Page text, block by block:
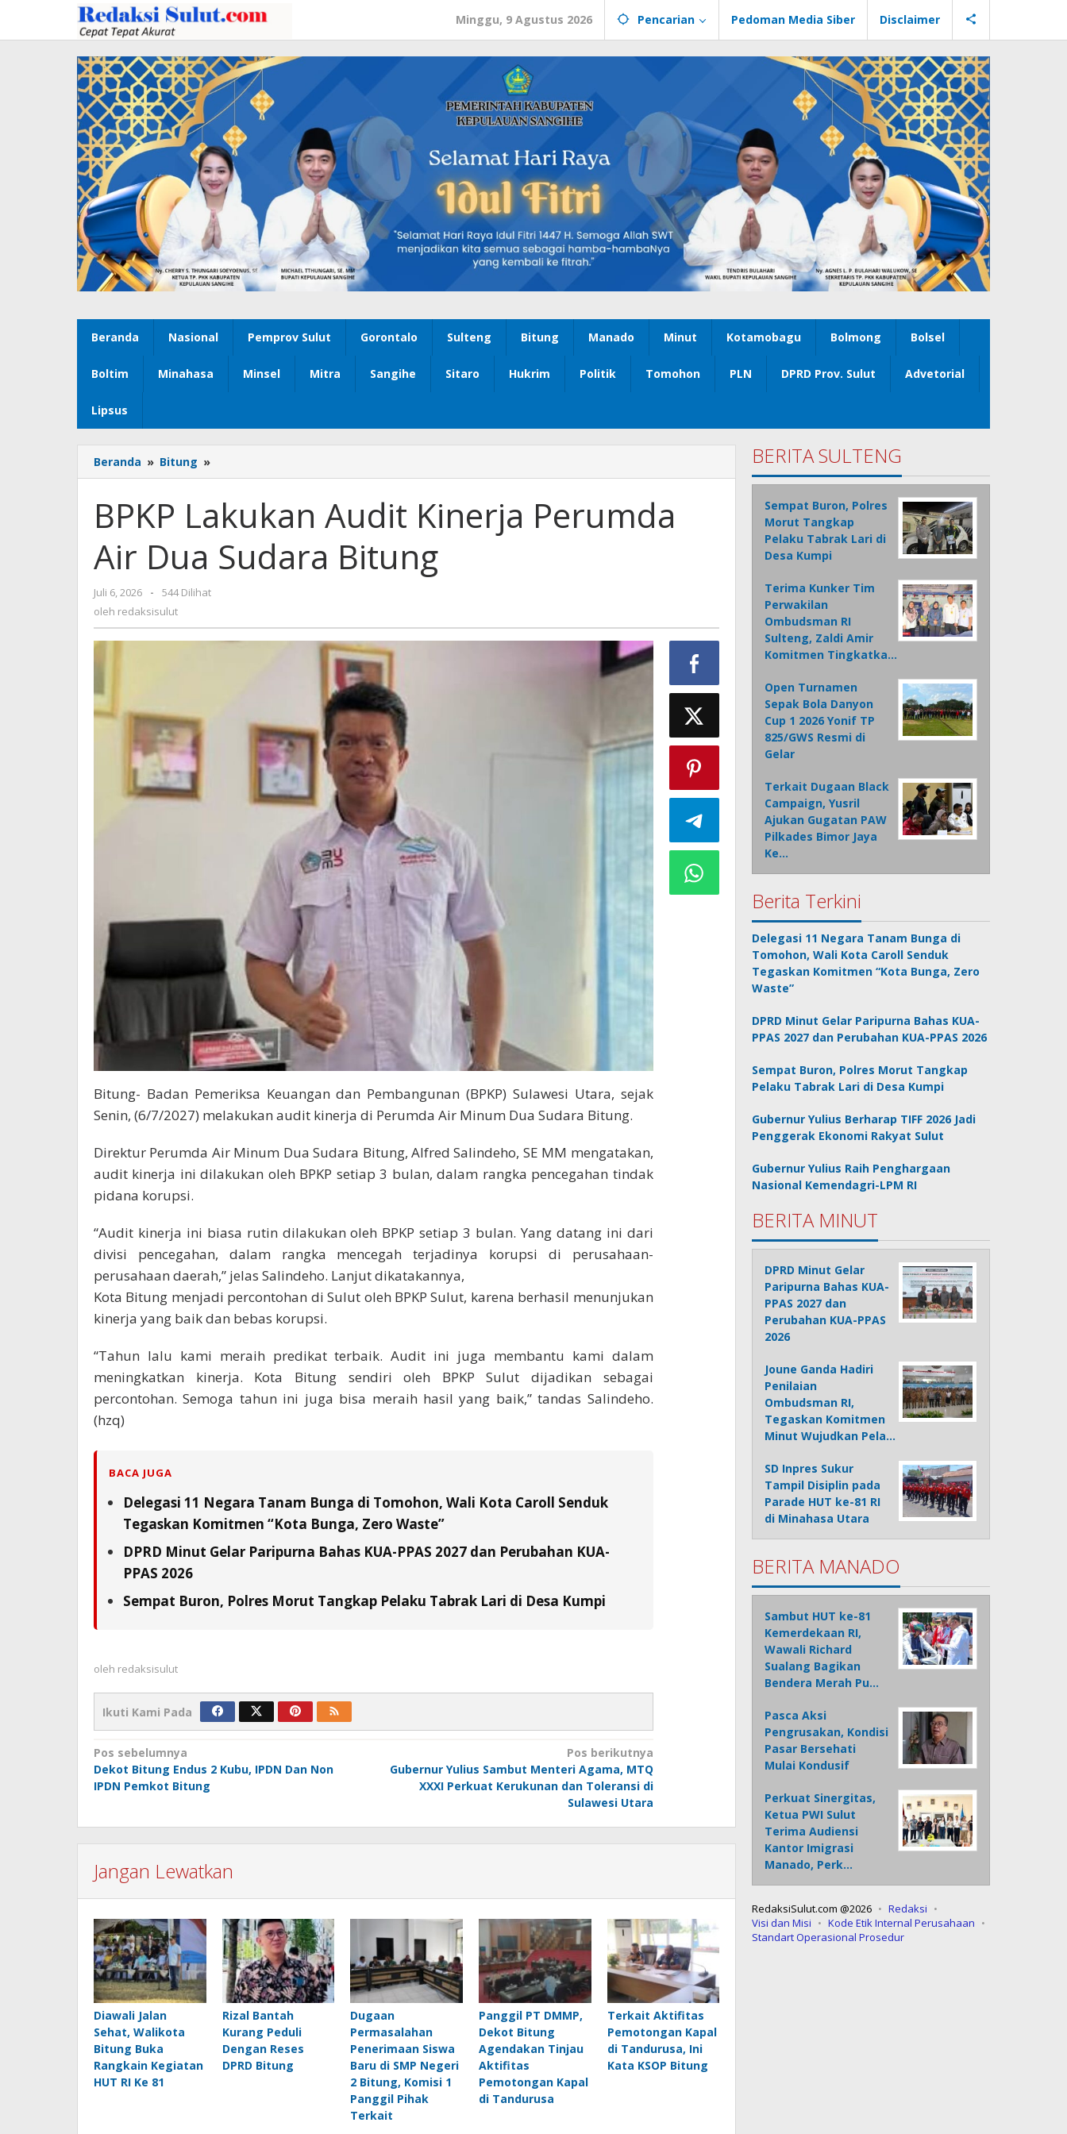
konten
Minggu, 9 Agustus 2026 Pencarian Pedoman Media Siber Disclaimer
Beranda Nasional Pemprov Sulut Gorontalo Sulteng Bitung Manado Minut Kotamobagu Bolmong Bolsel
Boltim Minahasa Minsel Mitra Sangihe Sitaro Hukrim Politik Tomohon PLN DPRD Prov. Sulut Advetorial
Lipsus
Beranda » Bitung »
Lakukan
Kinerja
Perumda
Air
Dua
BPKP Lakukan Audit Kinerja Perumda
Air Dua Sudara Bitung
Juli 6, 2026
oleh
redaksisulut
-
544 Dilihat
oleh redaksisulut
Bitung- Badan Pemeriksa Keuangan dan Pembangunan (BPKP) Sulawesi Utara, sejak
Senin, (6/7/2027) melakukan audit kinerja di Perumda Air Minum Dua Sudara Bitung.
Direktur Perumda Air Minum Dua Sudara Bitung, Alfred Salindeho, SE MM mengatakan,
audit kinerja ini dilakukan oleh BPKP setiap 3 bulan, dalam rangka pencegahan tindak
pidana korupsi.
“Audit kinerja ini biasa rutin dilakukan oleh BPKP setiap 3 bulan. Yang datang ini dari
divisi pencegahan, dalam rangka mencegah terjadinya korupsi di perusahaan-
perusahaan daerah,” jelas Salindeho. Lanjut dikatakannya,
Kota Bitung menjadi percontohan di Sulut oleh BPKP Sulut, karena berhasil menunjukan
kinerja yang baik dan bebas korupsi.
“Tahun lalu kami meraih predikat terbaik. Audit ini juga membantu kami dalam
meningkatkan kinerja. Kota Bitung sendiri oleh BPKP Sulut dijadikan sebagai
percontohan. Semoga tahun ini juga bisa meraih hasil yang baik,” tandas Salindeho.
(hzq)
BACA JUGA
Delegasi 11 Negara Tanam Bunga di Tomohon, Wali Kota Caroll Senduk
Tegaskan Komitmen “Kota Bunga, Zero Waste”
DPRD Minut Gelar Paripurna Bahas KUA-PPAS 2027 dan Perubahan KUA-
PPAS 2026
Sempat Buron, Polres Morut Tangkap Pelaku Tabrak Lari di Desa Kumpi
oleh redaksisulut
Ikuti Kami Pada
Navigasi
pos
Pos sebelumnya
Dekot Bitung Endus 2 Kubu, IPDN Dan Non
IPDN Pemkot Bitung
Pos berikutnya
Gubernur Yulius Sambut Menteri Agama, MTQ
XXXI Perkuat Kerukunan dan Toleransi di
Sulawesi Utara
Jangan Lewatkan
Diawali Jalan
Sehat, Walikota
Bitung Buka
Rangkain Kegiatan
HUT RI Ke 81
Rizal Bantah
Kurang Peduli
Dengan Reses
DPRD Bitung
Dugaan
Permasalahan
Penerimaan Siswa
Baru di SMP Negeri
2 Bitung, Komisi 1
Panggil Pihak
Terkait
Panggil PT DMMP,
Dekot Bitung
Agendakan Tinjau
Aktifitas
Pemotongan Kapal
di Tandurusa
Terkait Aktifitas
Pemotongan Kapal
di Tandurusa, Ini
Kata KSOP Bitung
BERITA SULTENG
Sempat Buron, Polres
Morut Tangkap
Pelaku Tabrak Lari di
Desa Kumpi
Terima Kunker Tim
Perwakilan
Ombudsman RI
Sulteng, Zaldi Amir
Komitmen Tingkatka…
Open Turnamen
Sepak Bola Danyon
Cup 1 2026 Yonif TP
825/GWS Resmi di
Gelar
Terkait Dugaan Black
Campaign, Yusril
Ajukan Gugatan PAW
Pilkades Bimor Jaya
Ke…
Berita Terkini
Delegasi 11 Negara Tanam Bunga di
Tomohon, Wali Kota Caroll Senduk
Tegaskan Komitmen “Kota Bunga, Zero
Waste”
DPRD Minut Gelar Paripurna Bahas KUA-
PPAS 2027 dan Perubahan KUA-PPAS 2026
Sempat Buron, Polres Morut Tangkap
Pelaku Tabrak Lari di Desa Kumpi
Gubernur Yulius Berharap TIFF 2026 Jadi
Penggerak Ekonomi Rakyat Sulut
Gubernur Yulius Raih Penghargaan
Nasional Kemendagri-LPM RI
BERITA MINUT
DPRD Minut Gelar
Paripurna Bahas KUA-
PPAS 2027 dan
Perubahan KUA-PPAS
2026
Joune Ganda Hadiri
Penilaian
Ombudsman RI,
Tegaskan Komitmen
Minut Wujudkan Pela…
SD Inpres Sukur
Tampil Disiplin pada
Parade HUT ke-81 RI
di Minahasa Utara
BERITA MANADO
Sambut HUT ke-81
Kemerdekaan RI,
Wawali Richard
Sualang Bagikan
Bendera Merah Pu…
Pasca Aksi
Pengrusakan, Kondisi
Pasar Bersehati
Mulai Kondusif
Perkuat Sinergitas,
Ketua PWI Sulut
Terima Audiensi
Kantor Imigrasi
Manado, Perk…
RedaksiSulut.com @2026
Redaksi
Visi dan Misi
Kode Etik Internal Perusahaan
Standart Operasional Prosedur